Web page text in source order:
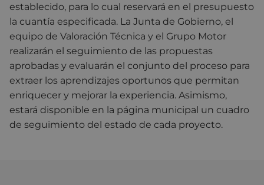
establecido, para lo cual reservará en el presupuesto
la cuantía especificada. La Junta de Gobierno, el
equipo de Valoración Técnica y el Grupo Motor
realizarán el seguimiento de las propuestas
aprobadas y evaluarán el conjunto del proceso para
extraer los aprendizajes oportunos que permitan
enriquecer y mejorar la experiencia. Asimismo,
estará disponible en la página municipal un cuadro
de seguimiento del estado de cada proyecto.